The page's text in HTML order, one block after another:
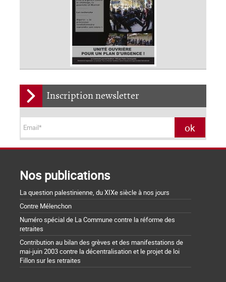
Inscription newsletter
Nos publications
La question palestinienne, du XIXe siècle à nos jours
Contre Mélenchon
Numéro spécial de La Commune contre la réforme des
retraites
Contribution au bilan des grèves et des manifestations de
mai-juin 2003 contre la décentralisation et le projet de loi
Fillon sur les retraites